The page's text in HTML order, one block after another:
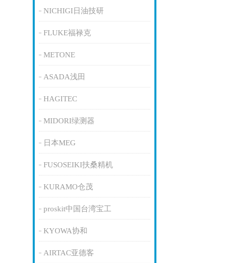
NICHIGI日油技研
FLUKE福禄克
METONE
ASADA浅田
HAGITEC
MIDORI绿测器
日本MEG
FUSOSEIKI扶桑精机
KURAMO仓茂
proskit中国台湾宝工
KYOWA协和
AIRTAC亚德客